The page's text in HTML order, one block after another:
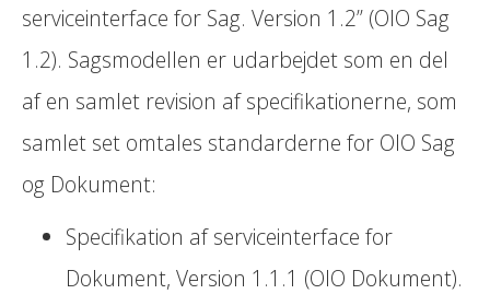
serviceinterface for Sag. Version 1.2” (OIO Sag
1.2). Sagsmodellen er udarbejdet som en del
af en samlet revision af specifikationerne, som
samlet set omtales standarderne for OIO Sag
og Dokument:
Specifikation af serviceinterface for
Dokument, Version 1.1.1 (OIO Dokument).